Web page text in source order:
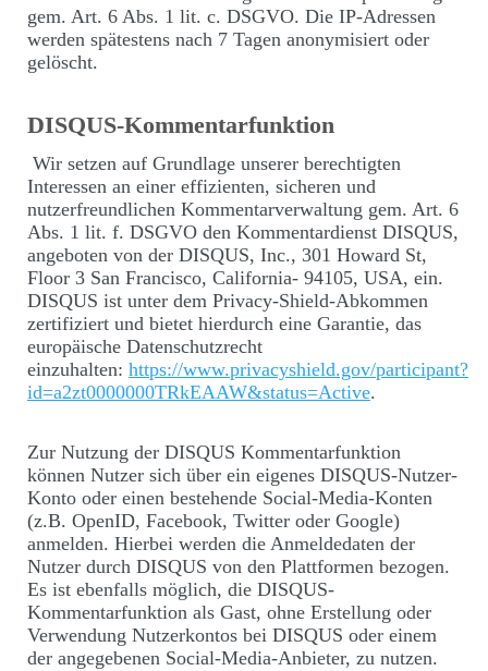
gem. Art. 6 Abs. 1 lit. c. DSGVO. Die IP-Adressen
werden spätestens nach 7 Tagen anonymisiert oder
gelöscht.
DISQUS-Kommentarfunktion
Wir setzen auf Grundlage unserer berechtigten
Interessen an einer effizienten, sicheren und
nutzerfreundlichen Kommentarverwaltung gem. Art. 6
Abs. 1 lit. f. DSGVO den Kommentardienst DISQUS,
angeboten von der DISQUS, Inc., 301 Howard St,
Floor 3 San Francisco, California- 94105, USA, ein.
DISQUS ist unter dem Privacy-Shield-Abkommen
zertifiziert und bietet hierdurch eine Garantie, das
europäische Datenschutzrecht
einzuhalten: https://www.privacyshield.gov/participant?
id=a2zt0000000TRkEAAW&status=Active.
Zur Nutzung der DISQUS Kommentarfunktion
können Nutzer sich über ein eigenes DISQUS-Nutzer-
Konto oder einen bestehende Social-Media-Konten
(z.B. OpenID, Facebook, Twitter oder Google)
anmelden. Hierbei werden die Anmeldedaten der
Nutzer durch DISQUS von den Plattformen bezogen.
Es ist ebenfalls möglich, die DISQUS-
Kommentarfunktion als Gast, ohne Erstellung oder
Verwendung Nutzerkontos bei DISQUS oder einem
der angegebenen Social-Media-Anbieter, zu nutzen.